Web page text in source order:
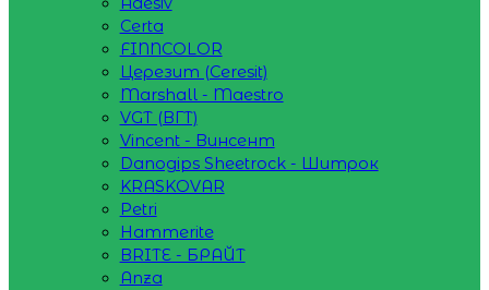
Certa
FINNCOLOR
Церезит (Ceresit)
Marshall - Maestro
VGT (ВГТ)
Vincent - Винсент
Danogips Sheetrock - Шитрок
KRASKOVAR
Petri
Hammerite
BRITE - БРАЙТ
Anza